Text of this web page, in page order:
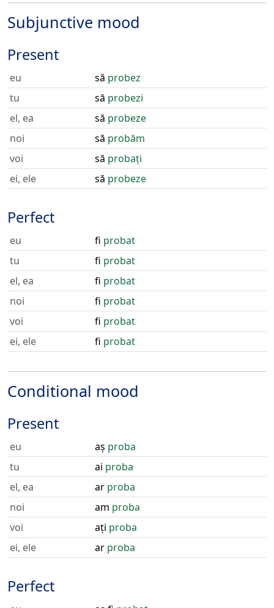
Subjunctive mood
Present
eu să probez
tu
să probezi
el, ea
să probeze
noi
să probăm
voi
să probați
ei, ele
să probeze
Perfect
eu fi probat
tu
fi probat
el, ea
fi probat
noi
fi probat
voi
fi probat
ei, ele
fi probat
Conditional mood
Present
eu aș proba
tu
ai proba
el, ea
ar proba
noi
am proba
voi
ați proba
ei, ele
ar proba
Perfect